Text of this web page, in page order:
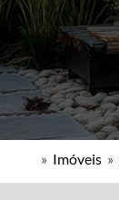
» Imóveis »